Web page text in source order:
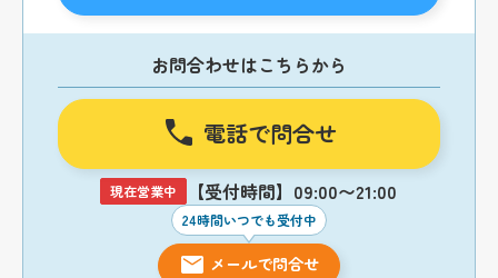
お問合わせはこちらから
電話で問合せ
現在営業中 【受付時間】09:00〜21:00
24時間いつでも受付中
メールで問合せ